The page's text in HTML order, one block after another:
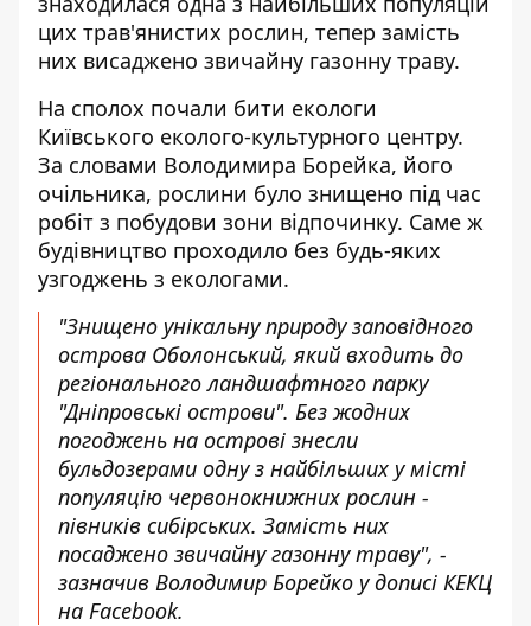
цих трав'янистих рослин, тепер замість
них висаджено звичайну газонну траву.
На сполох почали бити екологи
Київського еколого-культурного центру.
За словами Володимира Борейка, його
очільника, рослини було знищено під час
робіт з побудови зони відпочинку. Саме ж
будівництво проходило без будь-яких
узгоджень з екологами.
"Знищено унікальну природу заповідного
острова Оболонський, який входить до
регіонального ландшафтного парку
"Дніпровські острови". Без жодних
погоджень на острові знесли
бульдозерами одну з найбільших у місті
популяцію червонокнижних рослин -
півників сибірських. Замість них
посаджено звичайну газонну траву", -
зазначив Володимир Борейко удописі КЕКЦ
на Facebook.